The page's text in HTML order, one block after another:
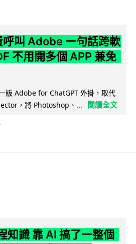
叫 Adobe 一句話跨軟
不用開多個 APP 兼免
版 Adobe for ChatGPT 外掛，取代
，將 Photoshop、...
閱讀全文
知識 靠 AI 搞了一整個